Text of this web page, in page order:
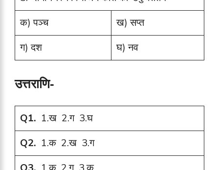
क) पञ्च
ख) सप्त
ग) दश
घ) नव
उत्तराणि-
Q1. 1.ख 2.ग 3.घ
Q2. 1.क 2.ख 3.ग